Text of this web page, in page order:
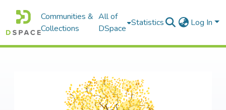
Communities &
Collections
All of
DSpace
Statistics Log In